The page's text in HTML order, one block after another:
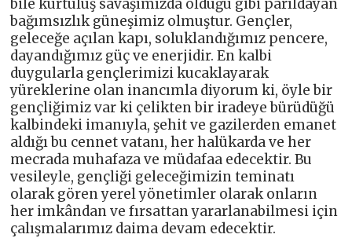
bile kurtuluş savaşımızda olduğu gibi parıldayan
bağımsızlık güneşimiz olmuştur. Gençler,
geleceğe açılan kapı, soluklandığımız pencere,
dayandığımız güç ve enerjidir. En kalbi
duygularla gençlerimizi kucaklayarak
yüreklerine olan inancımla diyorum ki, öyle bir
gençliğimiz var ki çelikten bir iradeye bürüdüğü
kalbindeki imanıyla, şehit ve gazilerden emanet
aldığı bu cennet vatanı, her halükarda ve her
mecrada muhafaza ve müdafaa edecektir. Bu
vesileyle, gençliği geleceğimizin teminatı
olarak gören yerel yönetimler olarak onların
her imkândan ve fırsattan yararlanabilmesi için
çalışmalarımız daima devam edecektir.